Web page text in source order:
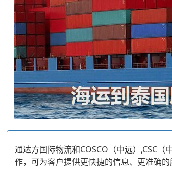
通达方国际物流和COSCO（中远）,CSC
作，可为客户提供更快捷的信息、更准确